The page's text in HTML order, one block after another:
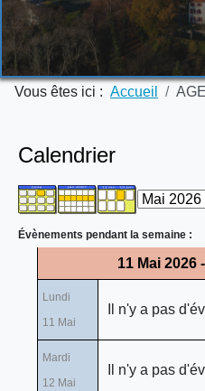
Vous êtes ici : Accueil
Calendrier
Évènements pendant la semaine :
11 Mai 2026
Lundi
11 Mai
Il n'y a pas
Mardi
12 Mai
Il n'y a pas